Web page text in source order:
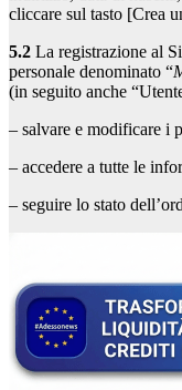
cliccare sul tasto [Crea
5.2 La registrazione al
personale denominato “
(in seguito anche
– salvare e modificare i
– accedere a tutte le
– seguire lo stato